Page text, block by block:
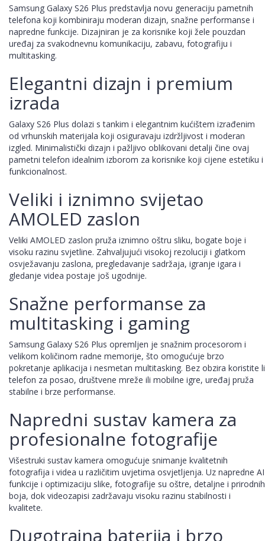
Samsung Galaxy S26 Plus predstavlja novu generaciju pametnih
telefona koji kombiniraju moderan dizajn, snažne performanse i
napredne funkcije. Dizajniran je za korisnike koji žele pouzdan
uređaj za svakodnevnu komunikaciju, zabavu, fotografiju i
multitasking.
Elegantni dizajn i premium
izrada
Galaxy S26 Plus dolazi s tankim i elegantnim kućištem izrađenim
od vrhunskih materijala koji osiguravaju izdržljivost i moderan
izgled. Minimalistički dizajn i pažljivo oblikovani detalji čine ovaj
pametni telefon idealnim izborom za korisnike koji cijene estetiku i
funkcionalnost.
Veliki i iznimno svijetao
AMOLED zaslon
Veliki AMOLED zaslon pruža iznimno oštru sliku, bogate boje i
visoku razinu svjetline. Zahvaljujući visokoj rezoluciji i glatkom
osvježavanju zaslona, pregledavanje sadržaja, igranje igara i
gledanje videa postaje još ugodnije.
Snažne performanse za
multitasking i gaming
Samsung Galaxy S26 Plus opremljen je snažnim procesorom i
velikom količinom radne memorije, što omogućuje brzo
pokretanje aplikacija i nesmetan multitasking. Bez obzira koristite li
telefon za posao, društvene mreže ili mobilne igre, uređaj pruža
stabilne i brze performanse.
Napredni sustav kamera za
profesionalne fotografije
Višestruki sustav kamera omogućuje snimanje kvalitetnih
fotografija i videa u različitim uvjetima osvjetljenja. Uz napredne AI
funkcije i optimizaciju slike, fotografije su oštre, detaljne i prirodnih
boja, dok videozapisi zadržavaju visoku razinu stabilnosti i
kvalitete.
Dugotrajna baterija i brzo